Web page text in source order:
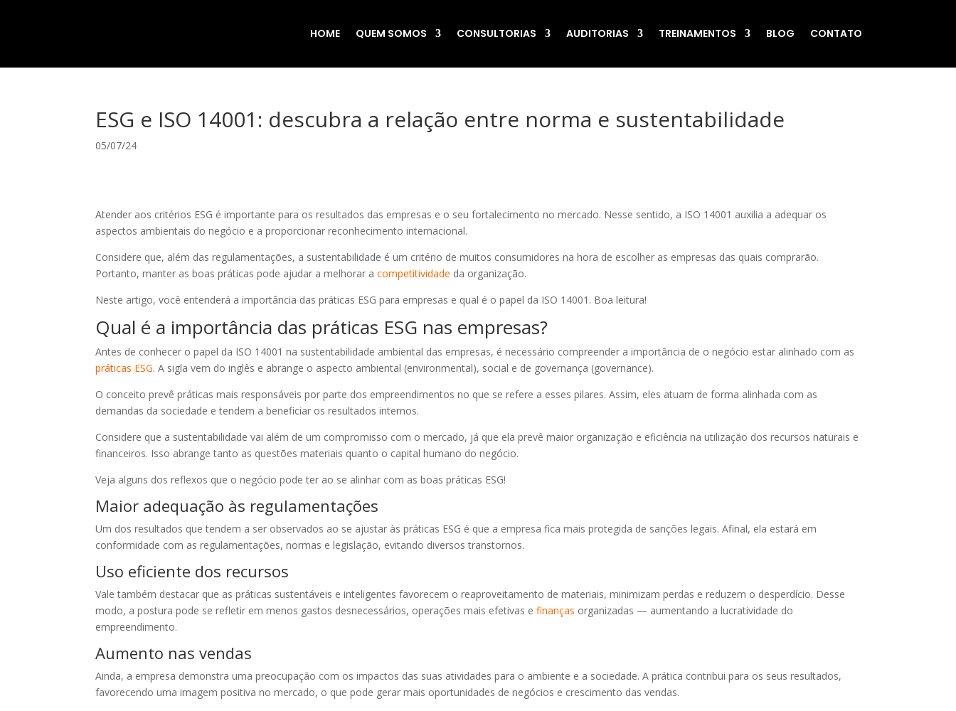
HOME QUEM SOMOS CONSULTORIAS AUDITORIAS TREINAMENTOS BLOG CONTATO
ESG e ISO 14001: descubra a relação entre norma e sustentabilidade
05/07/24
Atender aos critérios ESG é importante para os resultados das empresas e o seu fortalecimento no mercado. Nesse sentido, a ISO 14001 auxilia a adequar os
aspectos ambientais do negócio e a proporcionar reconhecimento internacional.
Considere que, além das regulamentações, a sustentabilidade é um critério de muitos consumidores na hora de escolher as empresas das quais comprarão.
Portanto, manter as boas práticas pode ajudar a melhorar acompetitividade da organização.
Neste artigo, você entenderá a importância das práticas ESG para empresas e qual é o papel da ISO 14001. Boa leitura!
Qual é a importância das práticas ESG nas empresas?
Antes de conhecer o papel da ISO 14001 na sustentabilidade ambiental das empresas, é necessário compreender a importância de o negócio estar alinhado com as
práticas ESG. A sigla vem do inglês e abrange o aspecto ambiental (environmental), social e de governança (governance).
O conceito prevê práticas mais responsáveis por parte dos empreendimentos no que se refere a esses pilares. Assim, eles atuam de forma alinhada com as
demandas da sociedade e tendem a beneficiar os resultados internos.
Considere que a sustentabilidade vai além de um compromisso com o mercado, já que ela prevê maior organização e eficiência na utilização dos recursos naturais e
financeiros. Isso abrange tanto as questões materiais quanto o capital humano do negócio.
Veja alguns dos reflexos que o negócio pode ter ao se alinhar com as boas práticas ESG!
Maior adequação às regulamentações
Um dos resultados que tendem a ser observados ao se ajustar às práticas ESG é que a empresa fica mais protegida de sanções legais. Afinal, ela estará em
conformidade com as regulamentações, normas e legislação, evitando diversos transtornos.
Uso eficiente dos recursos
Vale também destacar que as práticas sustentáveis e inteligentes favorecem o reaproveitamento de materiais, minimizam perdas e reduzem o desperdício. Desse
modo, a postura pode se refletir em menos gastos desnecessários, operações mais efetivas efinanças organizadas — aumentando a lucratividade do
empreendimento.
Aumento nas vendas
Ainda, a empresa demonstra uma preocupação com os impactos das suas atividades para o ambiente e a sociedade. A prática contribui para os seus resultados,
favorecendo uma imagem positiva no mercado, o que pode gerar mais oportunidades de negócios e crescimento das vendas.